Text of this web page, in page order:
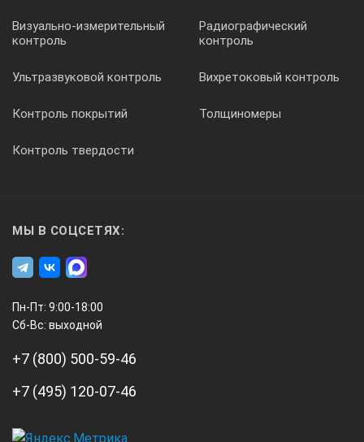
Визуально-измерительный
контроль
Радиографический
контроль
Ультразвуковой контроль Вихретоковый контроль
Контроль покрытий Толщиномеры
Контроль твердости
МЫ В СОЦСЕТЯХ:
Пн-Пт: 9:00-18:00
Сб-Вс: выходной
+7 (800) 500-59-46
+7 (495) 120-07-46